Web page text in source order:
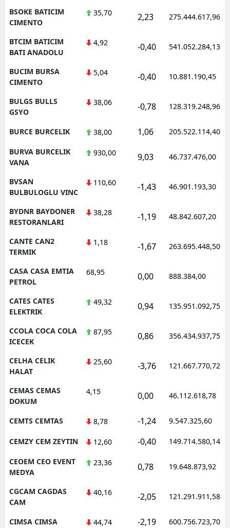
BSOKE BATICIM
CIMENTO
35,70 2,23 275.444.617,96
BTCIM BATICIM
BATI ANADOLU
4,92 -0,40 541.052.284,13
BUCIM BURSA
CIMENTO
5,04 -0,40 10.881.190,45
BULGS BULLS
GSYO
38,06 -0,78 128.319.248,96
BURCE BURCELIK 38,00 1,06 205.522.114,40
BURVA BURCELIK
VANA
930,00 9,03 46.737.476,00
BVSAN
BULBULOGLU VINC
110,60 -1,43 46.901.193,30
BYDNR BAYDONER
RESTORANLARI
38,28 -1,19 48.842.607,20
CANTE CAN2
TERMIK
1,18 -1,67 263.695.448,50
CASA CASA EMTIA
PETROL
68,95 0,00 888.384,00
CATES CATES
ELEKTRIK
49,32 0,94 135.951.092,75
CCOLA COCA COLA
ICECEK
87,95 0,86 356.434.937,75
CELHA CELIK
HALAT
25,60 -3,76 121.667.770,72
CEMAS CEMAS
DOKUM
4,15 0,00 46.112.618,78
CEMTS CEMTAS 8,78 -1,24 9.547.325,60
CEMZY CEM ZEYTIN 12,60 -0,40 149.714.580,14
CEOEM CEO EVENT
MEDYA
23,36 0,78 19.648.873,92
CGCAM CAGDAS
CAM
40,16 -2,05 121.291.911,58
CIMSA CIMSA 44,74 -2,19 600.756.723,70